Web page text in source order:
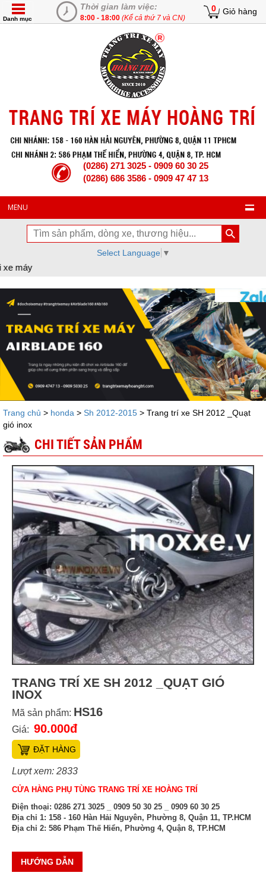
Thời gian làm việc:
8:00 - 18:00 (Kể cả thứ 7 và CN)
0 Giỏ hàng
Danh mục
(0286) 271 3025 - 0909 60 30 25
(0286) 686 3586 - 0909 47 47 13
MENU
Select Language ▼
Trang chủ > honda > Sh 2012-2015 > Trang trí xe SH 2012 _Quạt
gió inox
CHI TIẾT SẢN PHẨM
TRANG TRÍ XE SH 2012 _QUẠT GIÓ
INOX
Mã sản phẩm: HS16
Giá: 90.000đ
ĐẶT HÀNG
Lượt xem: 2833
CỬA HÀNG PHỤ TÙNG TRANG TRÍ XE HOÀNG TRÍ
Điện thoại: 0286 271 3025 _ 0909 50 30 25 _ 0909 60 30 25
Địa chỉ 1: 158 - 160 Hàn Hải Nguyên, Phường 8, Quận 11, TP.HCM
Địa chỉ 2: 586 Phạm Thế Hiển, Phường 4, Quận 8, TP.HCM
HƯỚNG DẪN